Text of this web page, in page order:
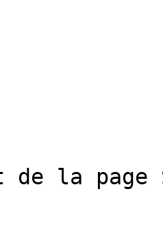
la page